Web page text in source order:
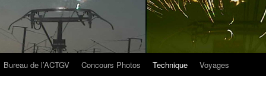
Bureau de l’ACTGV Concours Photos Technique Voyages